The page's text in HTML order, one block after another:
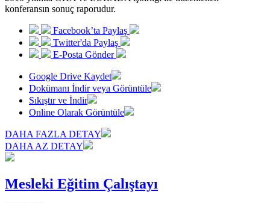
konferansın sonuç raporudur.
Facebook’ta Paylaş
Twitter'da Paylaş
E-Posta Gönder
Google Drive Kaydet
Dokümanı İndir veya Görüntüle
Sıkıştır ve İndir
Online Olarak Görüntüle
DAHA FAZLA DETAY
DAHA AZ DETAY
Mesleki Eğitim Çalıştayı